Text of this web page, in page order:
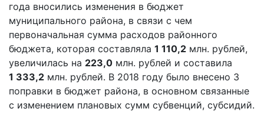
года вносились изменения в бюджет
муниципального района, в связи с чем
первоначальная сумма расходов районного
бюджета, которая составляла 1 110,2 млн. рублей,
увеличилась на 223,0 млн. рублей и составила
1 333,2 млн. рублей. В 2018 году было внесено 3
поправки в бюджет района, в основном связанные
с изменением плановых сумм субвенций, субсидий.